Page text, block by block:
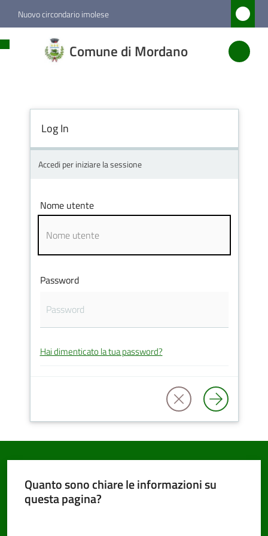
Vai al contenuto
Vai alla navigazione
Vai al footer
Nuovo circondario imolese
Comune di Mordano
di
Amministrazione
Novità
Servizi
PNRR
Servizi
Tutti
gli
argomenti
Log In
Accedi per iniziare la sessione
Nome utente
Password
Hai dimenticato la tua password?
Quanto sono chiare le informazioni su
questa pagina?